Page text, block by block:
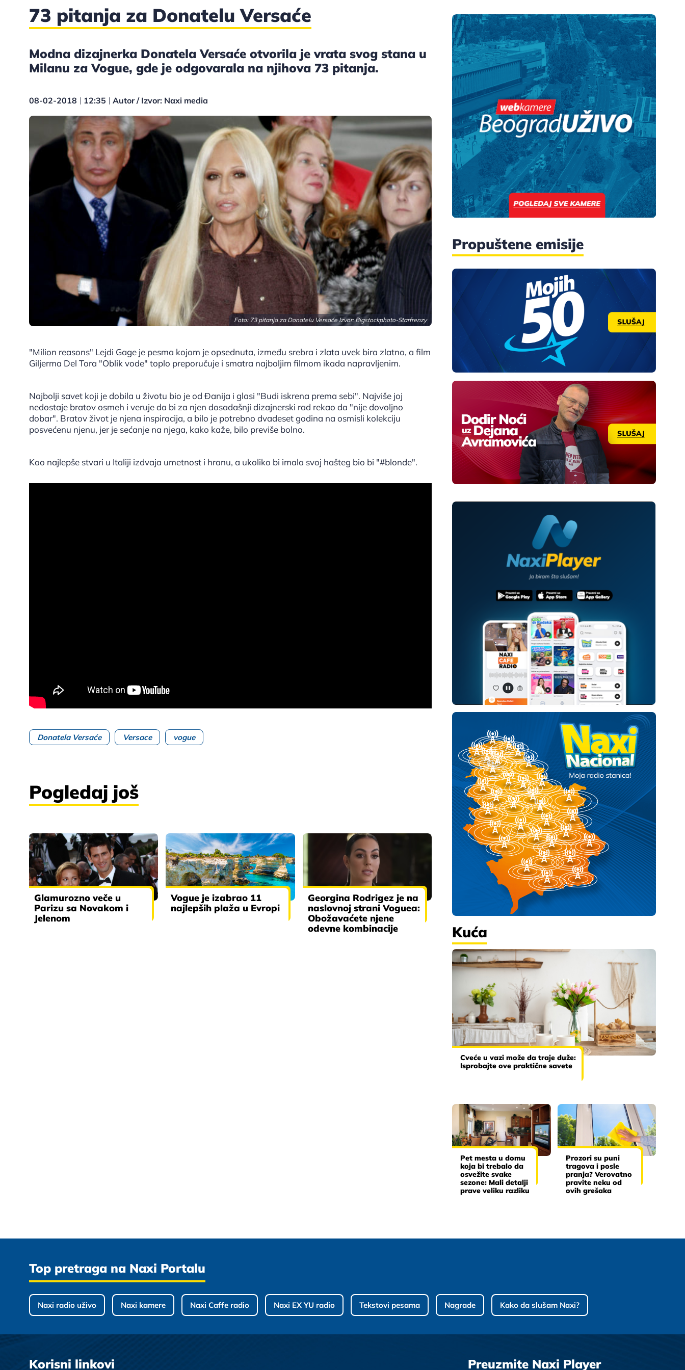
73 pitanja za Donatelu Versaće
Modna dizajnerka Donatela Versaće otvorila je vrata svog stana u
Milanu za Vogue, gde je odgovarala na njihova 73 pitanja.
08-02-2018 12:35 Autor / Izvor: Naxi media
Foto: 73 pitanja za Donatelu Versaće Izvor:Bigstockphoto-Starfrenzy
"Milion reasons" Lejdi Gage je pesma kojom je opsednuta, između srebra i zlata uvek bira zlatno, a film
Giljerma Del Tora "Oblik vode" toplo preporučuje i smatra najboljim filmom ikada napravljenim.
Najbolji savet koji je dobila u životu bio je od Đanija i glasi "Budi iskrena prema sebi". Najviše joj
nedostaje bratov osmeh i veruje da bi za njen dosadašnji dizajnerski rad rekao da "nije dovoljno
dobar". Bratov život je njena inspiracija, a bilo je potrebno dvadeset godina na osmisli kolekciju
posvećenu njenu, jer je sećanje na njega, kako kaže, bilo previše bolno.
Kao najlepše stvari u Italiji izdvaja umetnost i hranu, a ukoliko bi imala svoj hašteg bio bi "#blonde".
Donatela Versaće Versace vogue
Pogledaj još
Glamurozno veče u
Parizu sa Novakom i
Jelenom
Vogue je izabrao 11
najlepših plaža u Evropi
Georgina Rodrigez je na
naslovnoj strani Voguea:
Obožavaćete njene
odevne kombinacije
Propuštene emisije
Kuća
Cveće u vazi može da traje duže:
Isprobajte ove praktične savete
Pet mesta u domu
koja bi trebalo da
osvežite svake
sezone: Mali detalji
prave veliku razliku
Prozori su puni
tragova i posle
pranja? Verovatno
pravite neku od
ovih grešaka
Top pretraga na Naxi Portalu
Naxi radio uživo Naxi kamere Naxi Caffe radio Naxi EX YU radio Tekstovi pesama Nagrade Kako da slušam Naxi?
Korisni linkovi Preuzmite Naxi Player